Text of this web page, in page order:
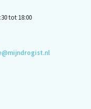
tot 18:00